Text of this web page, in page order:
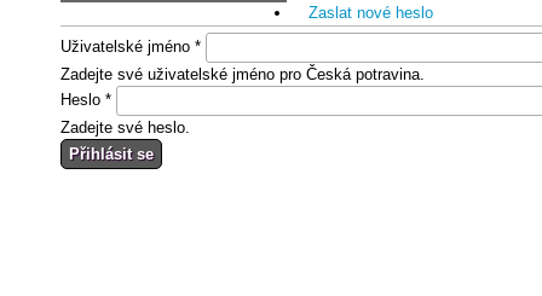
Zaslat nové heslo
Uživatelské jméno *
Zadejte své uživatelské jméno pro Česká potravina.
Heslo *
Zadejte své heslo.